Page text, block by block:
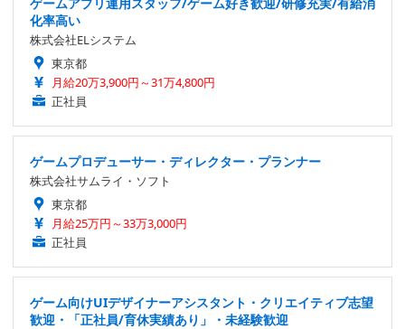
化率高い
株式会社ELシステム
東京都
月給20万3,900円～31万4,800円
正社員
ゲームプロデューサー・ディレクター・プランナー
株式会社サムライ・ソフト
東京都
月給25万円～33万3,000円
正社員
ゲーム向けUIデザイナーアシスタント・クリエイティブ志望
歓迎・「正社員/育休実績あり」・未経験歓迎